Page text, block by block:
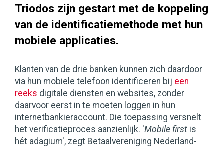
Triodos zijn gestart met de koppeling
van de identificatiemethode met hun
mobiele applicaties.
Klanten van de drie banken kunnen zich daardoor
via hun mobiele telefoon identificeren bij een
reeks digitale diensten en websites, zonder
daarvoor eerst in te moeten loggen in hun
internetbankieraccount. Die toepassing versnelt
het verificatieproces aanzienlijk. 'Mobile first is
hét adagium', zegt Betaalvereniging Nederland-